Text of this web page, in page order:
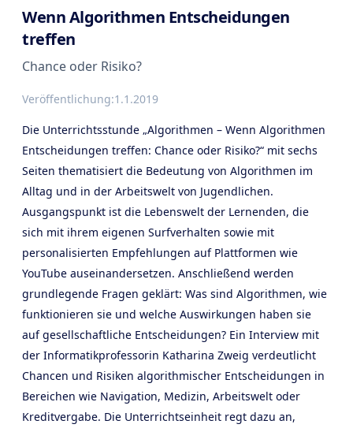
Wenn Algorithmen Entscheidungen
treffen
Chance oder Risiko?
Veröffentlichung:1.1.2019
Die Unterrichtsstunde „Algorithmen – Wenn Algorithmen
Entscheidungen treffen: Chance oder Risiko?“ mit sechs
Seiten thematisiert die Bedeutung von Algorithmen im
Alltag und in der Arbeitswelt von Jugendlichen.
Ausgangspunkt ist die Lebenswelt der Lernenden, die
sich mit ihrem eigenen Surfverhalten sowie mit
personalisierten Empfehlungen auf Plattformen wie
YouTube auseinandersetzen. Anschließend werden
grundlegende Fragen geklärt: Was sind Algorithmen, wie
funktionieren sie und welche Auswirkungen haben sie
auf gesellschaftliche Entscheidungen? Ein Interview mit
der Informatikprofessorin Katharina Zweig verdeutlicht
Chancen und Risiken algorithmischer Entscheidungen in
Bereichen wie Navigation, Medizin, Arbeitswelt oder
Kreditvergabe. Die Unterrichtseinheit regt dazu an,